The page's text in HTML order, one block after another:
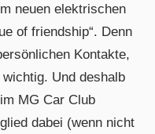
neuen elektrischen
of friendship“. Denn
Kontakte,
Und deshalb
MG Car Club
dabei (wenn nicht